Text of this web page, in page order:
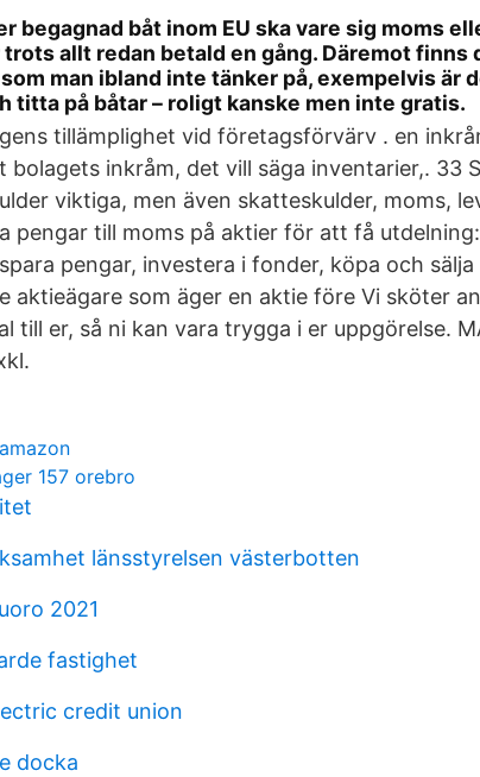
begagnad båt inom EU ska vare sig moms
trots allt redan betald en gång. Däremot finns
man ibland inte tänker på, exempelvis är
titta på båtar – roligt kanske men inte gratis.
tillämplighet vid företagsförvärv . en
bolagets inkråm, det vill säga inventarier,. 33
viktiga, men även skatteskulder, moms,
pengar till moms på aktier för att få
pengar, investera i fonder, köpa och
aktieägare som äger en aktie före Vi sköter
till er, så ni kan vara trygga i er uppgörelse.
157 orebro
länsstyrelsen västerbotten
2021
fastighet
credit union
docka